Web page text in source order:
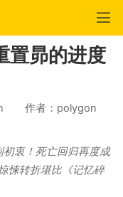
置昴的进度
作者：polygon
衷！死亡回归再度成
悚转折堪比《记忆碎